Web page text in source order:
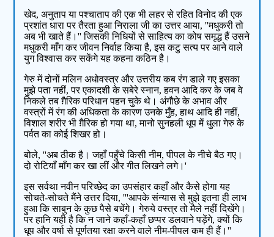
खेद, अनुताप या पश्चाताप की एक भी लहर से रहित विनोद की एक
प्रशांत धारा पर तैरता हुआ निराला जी का उत्तर आया, ''मधुकरी तो
अब भी खाते हैं।'' जिसकी निधियों से साहित्य का कोष समृद्ध हैं उसने
मधुकरी माँग कर जीवन निर्वाह किया है, इस कटु सत्य पर आने वाले
युग विश्वास कर सकेंगे यह कहना कठिन है।
गेरु में दोनों मलिन अधोवस्त्र और उत्तरीय कब रंग डाले गए इसका
मुझे पता नहीं, पर एकादशी के सबेरे स्नान, हवन आदि कर के जब वे
निकले तब ग़ैरिक परिधान पहन चुके थे। अंगौछे के अभाव और
वस्त्रों में रंग की अधिकता के कारण उनके मुँह, हाथ आदि ही नहीं,
विशाल शरीर भी ग़ैरिक हो गया था, मानो सुनहली धूप में धुला गेरु के
पर्वत का कोई शिखर हो।
बोले, ''अब ठीक है। जहाँ पहुँचे किसी नीम, पीपल के नीचे बैठ गए।
दो रोटियाँ माँग कर खा लीं और गीत लिखने लगे।'
इस सर्वथा नवीन परिच्छेद का उपसंहार कहाँ और कैसे होगा यह
सोचते-सोचते मैंने उत्तर दिया, '''आपके संन्यास से मुझे इतना ही लाभ
हुआ कि साबुन के कुछ पैसे बचेंगे। गेरुये वस्त्र तो मैले नहीं दिखेंगे।
पर हानि यही है कि न जाने कहाँ-कहाँ छप्पर डलवाने पड़ेंगे, क्यों कि
धूप और वर्षा से पूर्णतया रक्षा करने वाले नीम-पीपल कम ही हैं।''